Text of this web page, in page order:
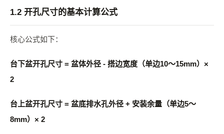
1.2 开孔尺寸的基本计算公式
核心公式如下：
台下盆开孔尺寸 = 盆体外径 - 搭边宽度（单边10～15mm）×
2
台上盆开孔尺寸 = 盆底排水孔外径 + 安装余量（单边5～
8mm）× 2